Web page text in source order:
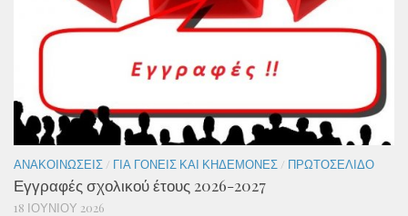
ΑΝΑΚΟΙΝΏΣΕΙΣ / ΓΙΑ ΓΟΝΕΊΣ ΚΑΙ ΚΗΔΕΜΌΝΕΣ / ΠΡΩΤΟΣΈΛΙΔΟ
Εγγραφές σχολικού έτους 2026-2027
18 ΙΟΥΝΊΟΥ 2026